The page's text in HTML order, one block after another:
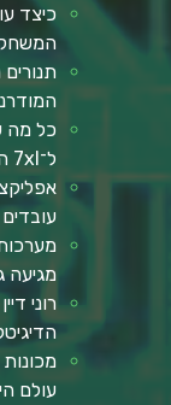
כיצד
המשחק
כל מה
ל־7xl הרשמה
עובדים
מגיעה
רוני
עולם